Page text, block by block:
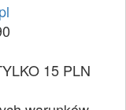
15 PLN